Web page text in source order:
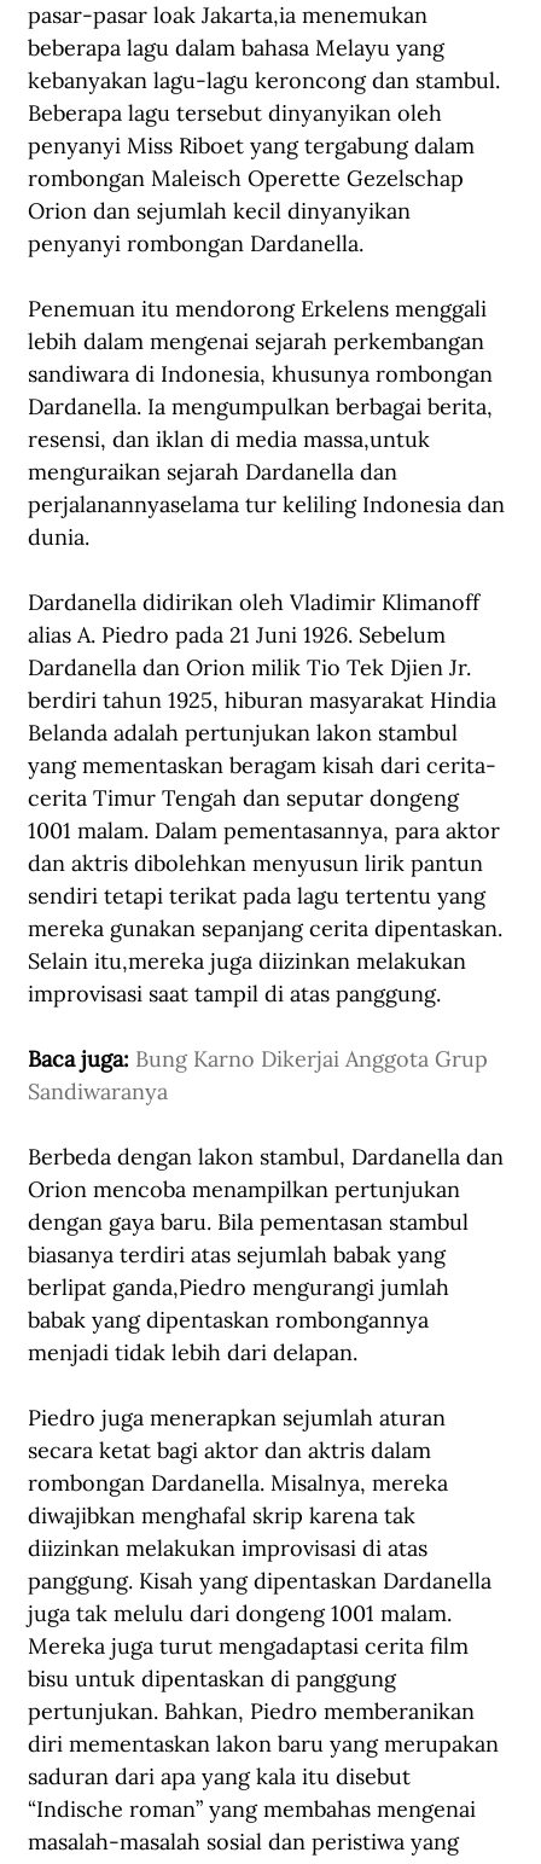
pasar-pasar loak Jakarta,ia menemukan
beberapa lagu dalam bahasa Melayu yang
kebanyakan lagu-lagu keroncong dan stambul.
Beberapa lagu tersebut dinyanyikan oleh
penyanyi Miss Riboet yang tergabung dalam
rombongan Maleisch Operette Gezelschap
Orion dan sejumlah kecil dinyanyikan
penyanyi rombongan Dardanella.
Penemuan itu mendorong Erkelens menggali
lebih dalam mengenai sejarah perkembangan
sandiwara di Indonesia, khusunya rombongan
Dardanella. Ia mengumpulkan berbagai berita,
resensi, dan iklan di media massa,untuk
menguraikan sejarah Dardanella dan
perjalanannyaselama tur keliling Indonesia dan
dunia.
Dardanella didirikan oleh Vladimir Klimanoff
alias A. Piedro pada 21 Juni 1926. Sebelum
Dardanella dan Orion milik Tio Tek Djien Jr.
berdiri tahun 1925, hiburan masyarakat Hindia
Belanda adalah pertunjukan lakon stambul
yang mementaskan beragam kisah dari cerita-
cerita Timur Tengah dan seputar dongeng
1001 malam. Dalam pementasannya, para aktor
dan aktris dibolehkan menyusun lirik pantun
sendiri tetapi terikat pada lagu tertentu yang
mereka gunakan sepanjang cerita dipentaskan.
Selain itu,mereka juga diizinkan melakukan
improvisasi saat tampil di atas panggung.
Baca juga: Bung Karno Dikerjai Anggota Grup
Sandiwaranya
Berbeda dengan lakon stambul, Dardanella dan
Orion mencoba menampilkan pertunjukan
dengan gaya baru. Bila pementasan stambul
biasanya terdiri atas sejumlah babak yang
berlipat ganda,Piedro mengurangi jumlah
babak yang dipentaskan rombongannya
menjadi tidak lebih dari delapan.
Piedro juga menerapkan sejumlah aturan
secara ketat bagi aktor dan aktris dalam
rombongan Dardanella. Misalnya, mereka
diwajibkan menghafal skrip karena tak
diizinkan melakukan improvisasi di atas
panggung. Kisah yang dipentaskan Dardanella
juga tak melulu dari dongeng 1001 malam.
Mereka juga turut mengadaptasi cerita film
bisu untuk dipentaskan di panggung
pertunjukan. Bahkan, Piedro memberanikan
diri mementaskan lakon baru yang merupakan
saduran dari apa yang kala itu disebut
“Indische roman” yang membahas mengenai
masalah-masalah sosial dan peristiwa yang